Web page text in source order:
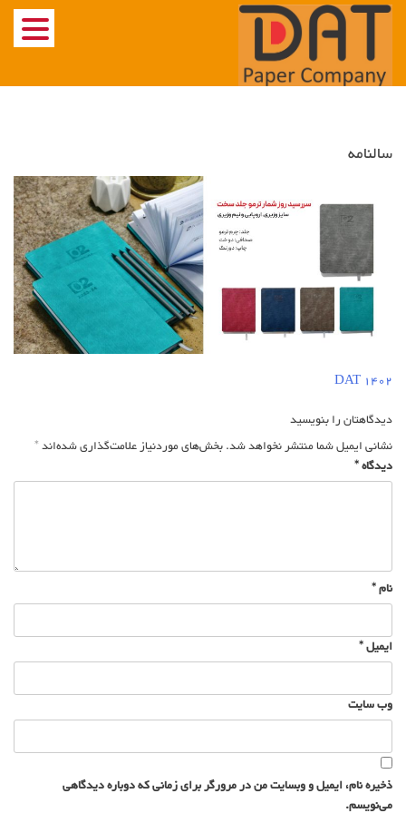
Skip
سالنامه
DAT 1402
نوشته
دیدگاهتان را بنویسید
نشانی ایمیل شما منتشر نخواهد شد.بخش‌های موردنیاز علامت‌گذاری شده‌اند*
دیدگاه*
نام*
ایمیل*
وب‌ سایت
ذخیره نام، ایمیل و وبسایت من در مرورگر برای زمانی که دوباره دیدگاهی
می‌نویسم.